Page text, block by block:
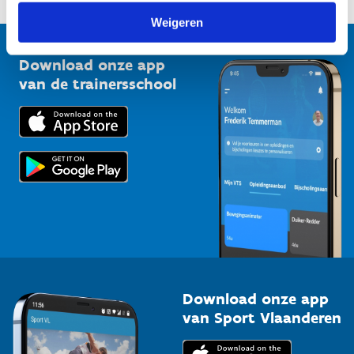
Weigeren
1210 Brussel
Sportclubs
Bedrijven
Trainers en begeleiders
Topsporters
Vlaamse Trainersschool
Kennisplatform
Downloads
Voor de pers
Download onze app
van de trainersschool
Download onze app
van Sport Vlaanderen